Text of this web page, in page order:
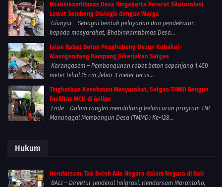
Bhabinkamtibmas Desa Singakerta Pererat Silaturahmi
Lewat Sambang Dialogis dengan Warga
Gianyar - Sebagai bentuk pelayanan dan pendekatan
kepada masyarakat, Bhabinkamtibmas Desa...
Jalan Rabat Beton Penghubung Dusun Kubakal-
Alasngandang Rampung Dikerjakan Satgas
Karangasem – Pembangunan rabat beton sepanjang 1.450
meter tebal 15 cm ,lebar 3 meter terus...
Tingkatkan Kesehatan Masyarakat, Satgas TMMD Bangun
Fasilitas MCK di Aelipo
Ende – Dalam rangka mendukung kelancaran program TNI
Manunggal Membangun Desa (TMMD) Ke-128...
Hukum
Hendarsam: Tak Boleh Ada Negara dalam Negara di Bali
BALI – Direktur Jenderal Imigrasi, Hendarsam Marantoko,